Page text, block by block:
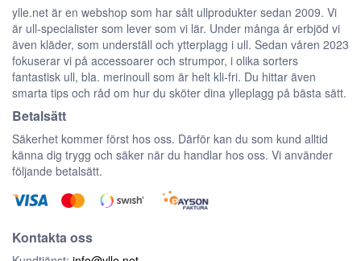
ylle.net är en webshop som har sålt ullprodukter sedan 2009. Vi
är ull-specialister som lever som vi lär. Under många år erbjöd vi
även kläder, som underställ och ytterplagg i ull. Sedan våren 2023
fokuserar vi på accessoarer och strumpor, i olika sorters
fantastisk ull, bla. merinoull som är helt kli-fri. Du hittar även
smarta tips och råd om hur du sköter dina ylleplagg på bästa sätt.
Betalsätt
Säkerhet kommer först hos oss. Därför kan du som kund alltid
känna dig trygg och säker när du handlar hos oss. Vi använder
följande betalsätt.
Kontakta oss